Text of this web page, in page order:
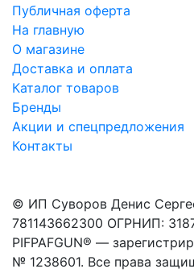
Публичная оферта
На главную
О магазине
Доставка и оплата
Каталог товаров
Бренды
Акции и спецпредложения
Контакты
© ИП Суворов Денис
781143662300 ОГРНИП:
PIFPAFGUN® —
№ 1238601. Все права